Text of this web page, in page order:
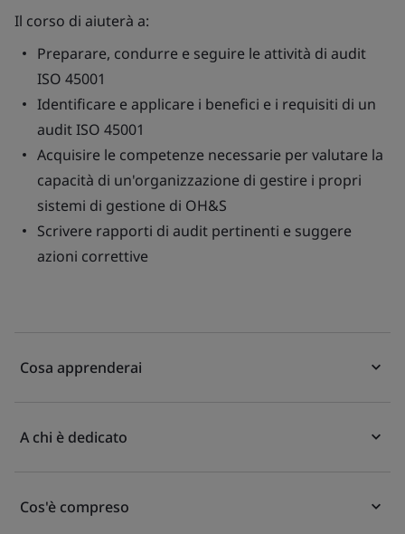
Il corso di aiuterà a:
Preparare, condurre e seguire le attività di audit
ISO 45001
Identificare e applicare i benefici e i requisiti di un
audit ISO 45001
Acquisire le competenze necessarie per valutare la
capacità di un'organizzazione di gestire i propri
sistemi di gestione di OH&S
Scrivere rapporti di audit pertinenti e suggere
azioni correttive
Cosa apprenderai
A chi è dedicato
Cos'è compreso